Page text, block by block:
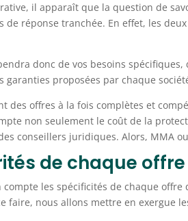
il apparaît que la question de
de réponse tranchée. En effet, les
donc de vos besoins
garanties proposées par chaque
des offres à la fois complètes et
non seulement le coût de la
conseillers juridiques. Alors, MMA
de chaque
les spécificités de chaque
faire, nous allons mettre en exergue